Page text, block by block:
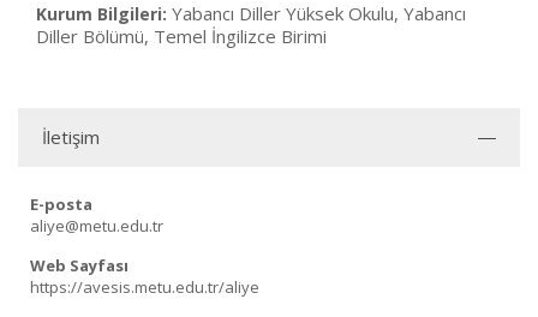
Kurum Bilgileri: Yabancı Diller Yüksek Okulu, Yabancı
Diller Bölümü, Temel İngilizce Birimi
İletişim
E-posta
aliye@metu.edu.tr
Web Sayfası
https://avesis.metu.edu.tr/aliye